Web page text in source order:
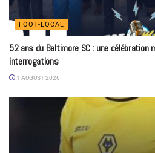
FOOT-LOCAL
52 ans du Baltimore SC : une célébration
interrogations
1 AUGUST 2026